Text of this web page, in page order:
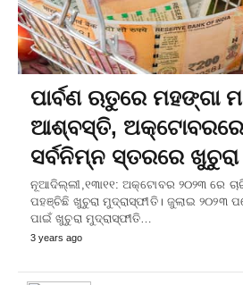
ପାର୍ବଣ ଋତୁରେ ମହଙ୍ଗା
ଆଶ୍ବସ୍ତି, ଅକ୍ଟୋବରରେ
ସର୍ବନିମ୍ନ ସ୍ତରରେ
ନୂଆଦିଲ୍ଲୀ,୧୩ା୧୧: ଅକ୍ଟୋବର ୨୦୨୩ ରେ
ପହଞ୍ଚିଛି ଖୁଚୁରା ମୁଦ୍ରାସ୍ଫୀତି। ଜୁଲାଇ ୨୦୨୩
ପାଇଁ ଖୁଚୁରା ମୁଦ୍ରାସ୍ଫୀତି…
3 years ago